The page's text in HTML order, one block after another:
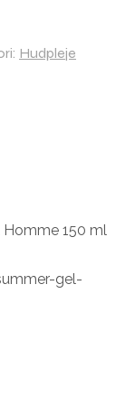
Hudpleje
Homme 150 ml
gel-